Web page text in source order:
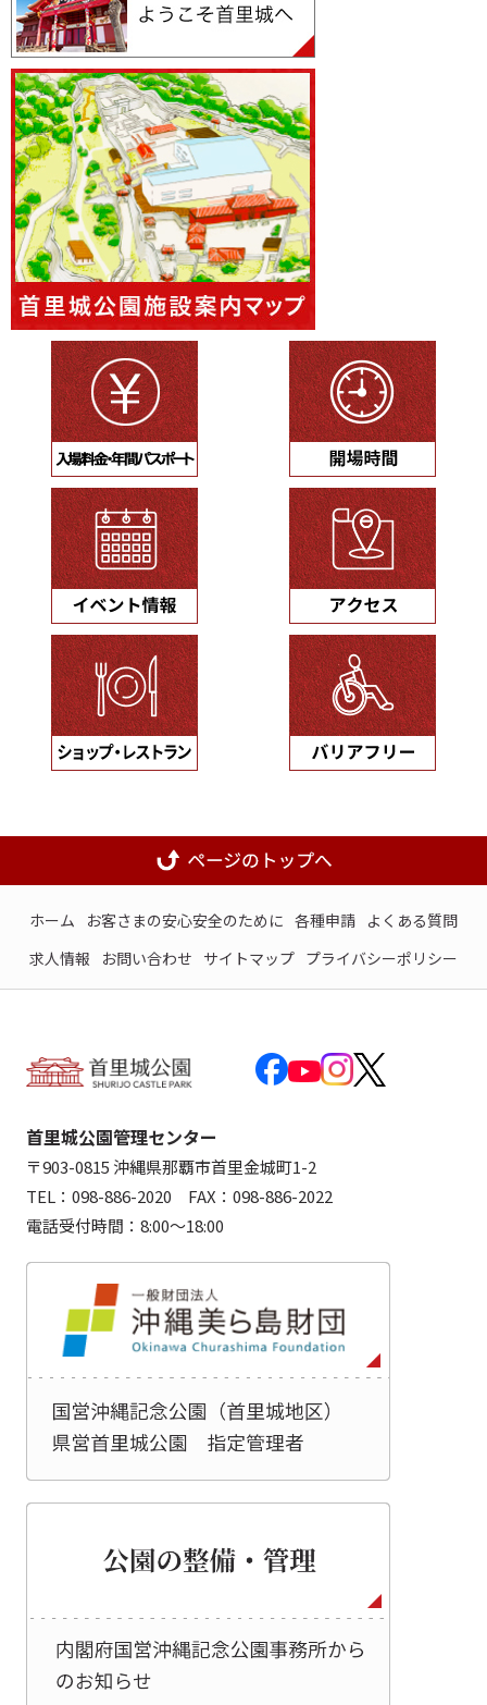
ホーム お客さまの安心安全のために 各種申請 よくある質問
求人情報
お問い合わせ サイトマップ プライバシーポリシー
首里城公園管理センター
〒903-0815 沖縄県那覇市首里金城町1-2
TEL：098-886-2020 FAX：098-886-2022
電話受付時間：8:00～18:00